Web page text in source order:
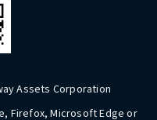
Assets Corporation
Firefox, Microsoft Edge or